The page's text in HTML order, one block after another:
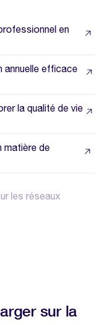
en
annuelle efficace
la qualité de vie
matière de
les réseaux
sur la